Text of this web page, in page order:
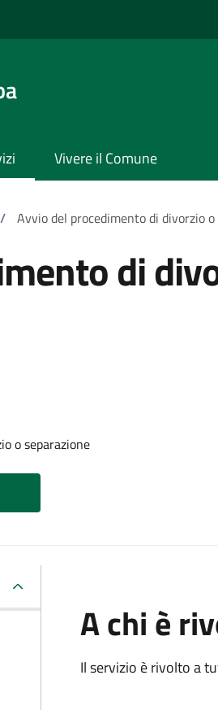
Vivere il Comune
/ Avvio del procedimento di divorzio
di
o separazione
A chi è
Il servizio è rivolto a